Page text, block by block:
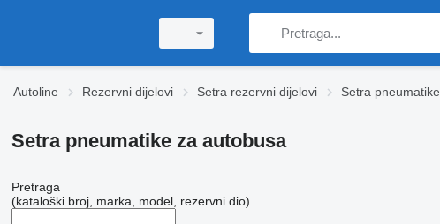
Autoline Rezervni dijelovi Setra rezervni dijelovi Setra pneumatikе
Setra pneumatikе za autobusa
Pretraga
(kataloški broj, marka, model, rezervni dio)